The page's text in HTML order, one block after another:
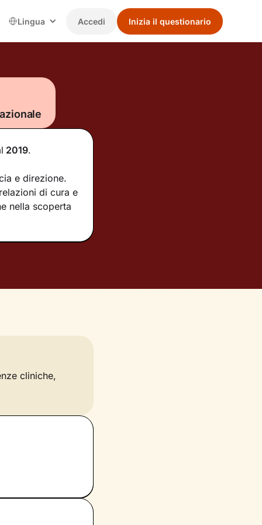
Lingua Accedi Inizia il questionario
2019.
e direzione.
di cura e
nella scoperta
cliniche,